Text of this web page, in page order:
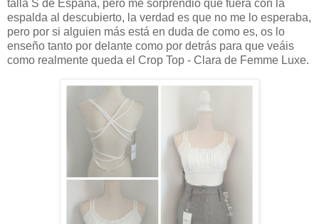
talla S de España, pero me sorprendió que fuera con la
espalda al descubierto, la verdad es que no me lo esperaba,
pero por si alguien más está en duda de como es, os lo
enseño tanto por delante como por detrás para que veáis
como realmente queda el Crop Top - Clara de Femme Luxe.